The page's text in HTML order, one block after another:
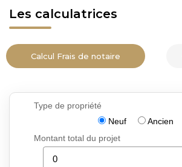
Les calculatrices
Calcul Frais de notaire